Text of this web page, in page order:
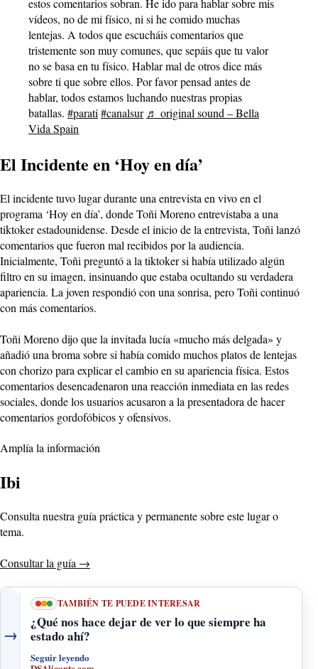
estos comentarios sobran. He ido para hablar sobre mis
vídeos, no de mi físico, ni si he comido muchas
lentejas. A todos que escucháis comentarios que
tristemente son muy comunes, que sepáis que tu valor
no se basa en tu físico. Hablar mal de otros dice más
sobre ti que sobre ellos. Por favor pensad antes de
hablar, todos estamos luchando nuestras propias
batallas. #parati#canalsur ♬ original sound – Bella
Vida Spain
El Incidente en ‘Hoy en día’
El incidente tuvo lugar durante una entrevista en vivo en el
programa ‘Hoy en día’, donde Toñi Moreno entrevistaba a una
tiktoker estadounidense. Desde el inicio de la entrevista, Toñi lanzó
comentarios que fueron mal recibidos por la audiencia.
Inicialmente, Toñi preguntó a la tiktoker si había utilizado algún
filtro en su imagen, insinuando que estaba ocultando su verdadera
apariencia. La joven respondió con una sonrisa, pero Toñi continuó
con más comentarios.
Toñi Moreno dijo que la invitada lucía «mucho más delgada» y
añadió una broma sobre si había comido muchos platos de lentejas
con chorizo para explicar el cambio en su apariencia física. Estos
comentarios desencadenaron una reacción inmediata en las redes
sociales, donde los usuarios acusaron a la presentadora de hacer
comentarios gordofóbicos y ofensivos.
Amplía la información
Ibi
Consulta nuestra guía práctica y permanente sobre este lugar o
tema.
Consultar la guía →
→
TAMBIÉN TE PUEDE INTERESAR
¿Qué nos hace dejar de ver lo que siempre ha
estado ahí?
Seguir leyendo